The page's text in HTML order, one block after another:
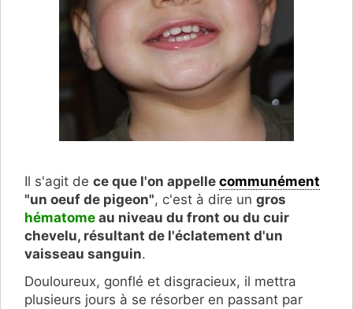
Il s'agit de ce que l'on appelle communément
"un oeuf de pigeon", c'est à dire un gros
hématome au niveau du front ou du cuir
chevelu, résultant de l'éclatement d'un
vaisseau sanguin.
Douloureux, gonflé et disgracieux, il mettra
plusieurs jours à se résorber en passant par